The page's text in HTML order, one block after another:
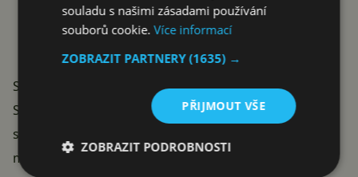
Solární hodinky zatím ovládá Garmin
Solární nabíjení v hodinkách dotáhl nejdál Garmin se
svými vrstvami Power Glass a Power Sapphire na
modelech Fenix a Instinct. Podobně na to jde finská
souladu s našimi zásadami používání
souborů cookie.Více informací
ZOBRAZIT PARTNERY(1635) →
PŘIJMOUT VŠE
ZOBRAZIT PODROBNOSTI